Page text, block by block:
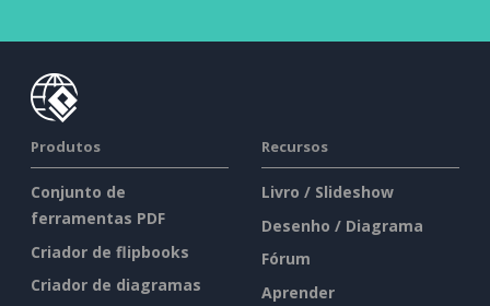
Produtos
Conjunto de
ferramentas PDF
Criador de flipbooks
Criador de diagramas
Recursos
Livro / Slideshow
Desenho / Diagrama
Fórum
Aprender